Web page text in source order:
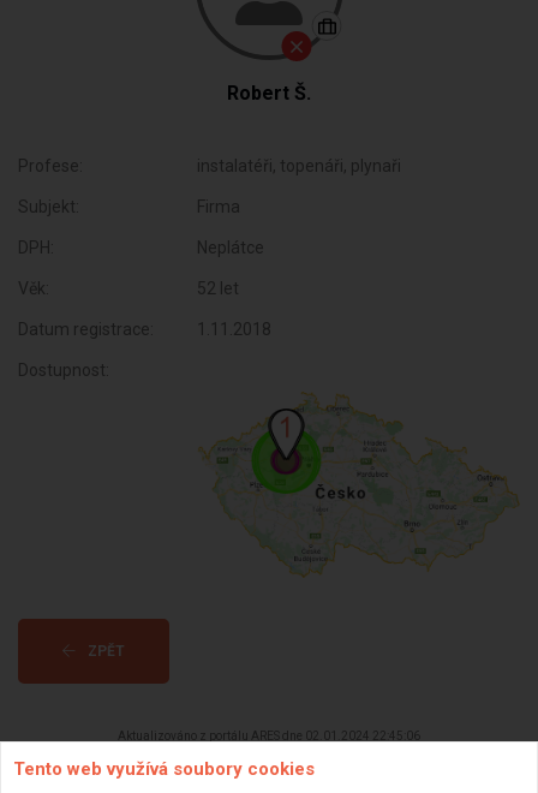
Robert Š.
Profese: instalatéři, topenáři, plynaři
Subjekt: Firma
DPH: Neplátce
Věk: 52 let
Datum registrace: 1.11.2018
Dostupnost:
ZPĚT
Aktualizováno z portálu ARES dne 02.01.2024 22:45:06
Tento web využívá soubory cookies